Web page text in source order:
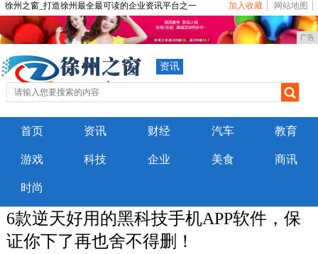
徐州之窗_打造徐州最全最可读的企业资讯平台之一 加入收藏 网站地图
广告
资讯
首页 资讯 财经 汽车 教育
游戏 科技 企业 美食 商讯
时尚
6款逆天好用的黑科技手机APP软件，保
证你下了再也舍不得删！